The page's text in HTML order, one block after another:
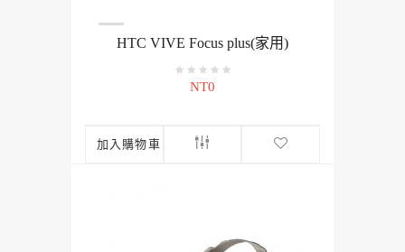
HTC VIVE Focus plus(家用)
NT0
加入購物車